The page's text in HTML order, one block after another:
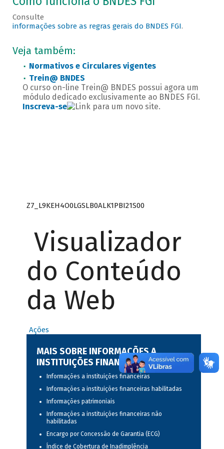
Consulte
informações sobre as regras gerais do BNDES FGI.
Veja também:
Normativos e Circulares vigentes
Trein@ BNDES
O curso on-line Trein@ BNDES possui agora um
módulo dedicado exclusivamente ao BNDES FGI.
Inscreva-se
.
Z7_L9KEH4O0LGSLB0ALK1PBI21S00
Visualizador
do Conteúdo
da Web
Ações
MAIS SOBRE INFORMAÇÕES A
INSTITUIÇÕES FINANCEIRAS
Informações a instituições financeiras
Informações a instituições financeiras habilitadas
Informações patrimoniais
Informações a instituições financeiras não
habilitadas
Encargo por Concessão de Garantia (ECG)
Índice de Cobertura de Inadimplência